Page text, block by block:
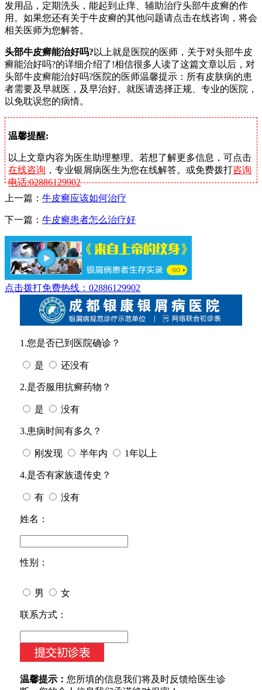
发用品，定期洗头，能起到止痒、辅助治疗头部牛皮癣的作
用。如果您还有关于牛皮癣的其他问题请点击在线咨询，将会
相关医师为您解答。
头部牛皮癣能治好吗? 以上就是医院的医师，关于对头部牛皮
癣能治好吗?的详细介绍了!相信很多人读了这篇文章以后，对
头部牛皮癣能治好吗?医院的医师温馨提示：所有皮肤病的患
者需要及早就医，及早治好。就医请选择正规、专业的医院，
以免耽误您的病情。
温馨提醒:
以上文章内容为医生助理整理。若想了解更多信息，可点击
在线咨询 ，专业银屑病医生为您在线解答。或免费拨打咨询
电话:02886129902
上一篇： 牛皮癣应该如何治疗
下一篇： 牛皮癣患者怎么治疗好
点击拨打免费热线：02886129902
1.您是否已到医院确诊？
是 还没有
2.是否服用抗癣药物？
是 没有
3.患病时间有多久？
刚发现 半年内 1年以上
4.是否有家族遗传史？
有 没有
姓名：
性别：
男 女
今天日期：
联系方式：
温馨提示： 您所填的信息我们将及时反馈给医生诊